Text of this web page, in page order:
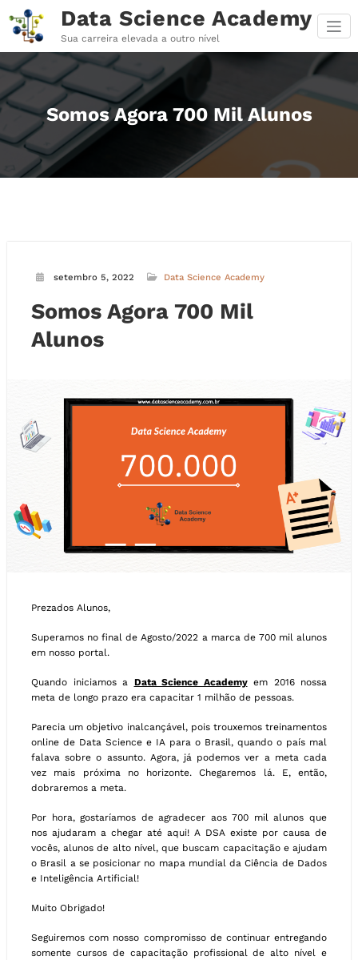
para
conteúdo
Data Science Academy
Sua carreira elevada a outro nível
Somos Agora 700 Mil Alunos
setembro 5, 2022 Data Science Academy
Somos Agora 700 Mil
Alunos
Prezados Alunos,
Superamos no final de Agosto/2022 a marca de 700 mil alunos
em nosso portal.
Quando iniciamos a Data Science Academyem 2016 nossa
meta de longo prazo era capacitar 1 milhão de pessoas.
Parecia um objetivo inalcançável, pois trouxemos treinamentos
online de Data Science e IA para o Brasil, quando o país mal
falava sobre o assunto. Agora, já podemos ver a meta cada
vez mais próxima no horizonte. Chegaremos lá. E, então,
dobraremos a meta.
Por hora, gostaríamos de agradecer aos 700 mil alunos que
nos ajudaram a chegar até aqui! A DSA existe por causa de
vocês, alunos de alto nível, que buscam capacitação e ajudam
o Brasil a se posicionar no mapa mundial da Ciência de Dados
e Inteligência Artificial!
Muito Obrigado!
Seguiremos com nosso compromisso de continuar entregando
somente cursos de capacitação profissional de alto nível e